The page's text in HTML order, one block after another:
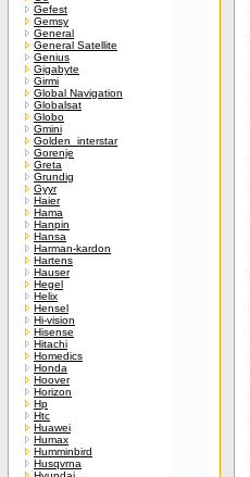
Gefest
Gemsy
General
General Satellite
Genius
Gigabyte
Girmi
Global Navigation
Globalsat
Globo
Gmini
Golden_interstar
Gorenje
Greta
Grundig
Gyyr
Haier
Hama
Hanpin
Hansa
Harman-kardon
Hartens
Hauser
Hegel
Helix
Hensel
Hi-vision
Hisense
Hitachi
Homedics
Honda
Hoover
Horizon
Hp
Htc
Huawei
Humax
Humminbird
Husqvrna